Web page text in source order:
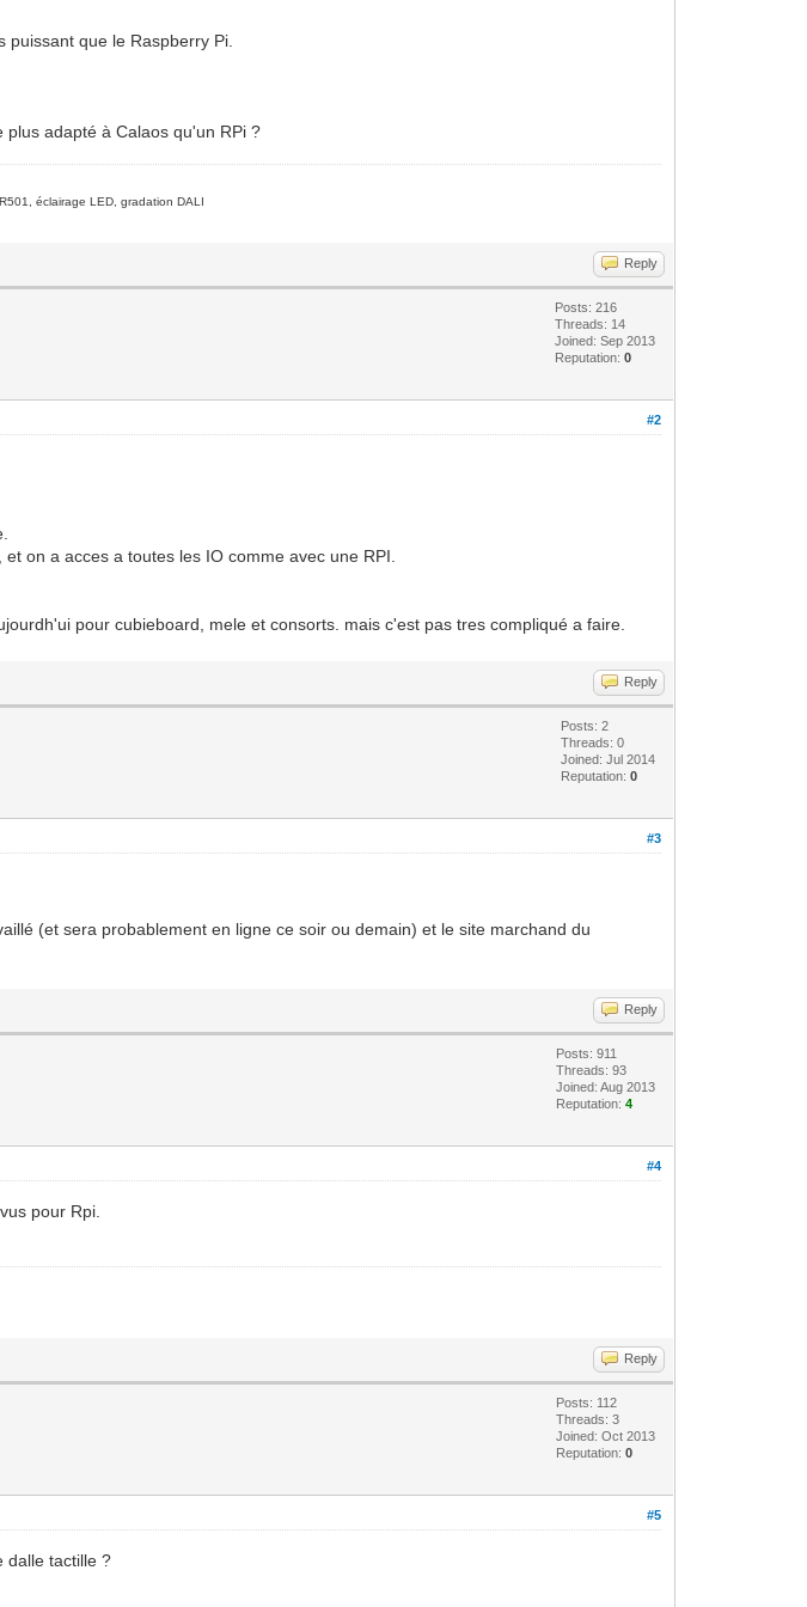
que le Raspberry Pi.
adapté à Calaos qu'un RPi ?
éclairage LED, gradation DALI
Reply
Posts: 216
Threads: 14
Joined: Sep 2013
Reputation:0
#2
on a acces a toutes les IO comme avec une RPI.
pour cubieboard, mele et consorts. mais c'est pas tres compliqué a faire.
Reply
Posts: 2
Threads: 0
Joined: Jul 2014
Reputation:0
#3
(et sera probablement en ligne ce soir ou demain) et le site marchand du
Reply
Posts: 911
Threads: 93
Joined: Aug 2013
Reputation:4
#4
pour Rpi.
Reply
Posts: 112
Threads: 3
Joined: Oct 2013
Reputation:0
#5
dalle tactille ?